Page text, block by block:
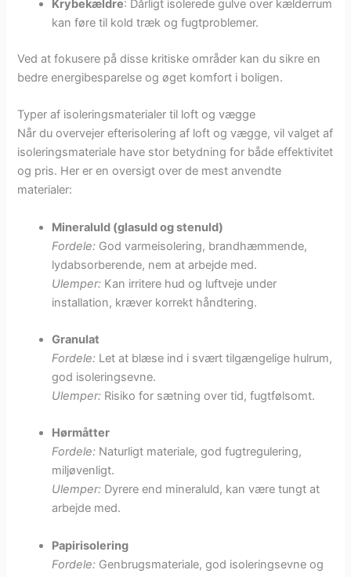
Krybekældre: Dårligt isolerede gulve over kælderrum
kan føre til kold træk og fugtproblemer.
Ved at fokusere på disse kritiske områder kan du sikre en
bedre energibesparelse og øget komfort i boligen.
Typer af isoleringsmaterialer til loft og vægge
Når du overvejer efterisolering af loft og vægge, vil valget af
isoleringsmateriale have stor betydning for både effektivitet
og pris. Her er en oversigt over de mest anvendte
materialer:
Mineraluld (glasuld og stenuld)
Fordele: God varmeisolering, brandhæmmende,
lydabsorberende, nem at arbejde med.
Ulemper: Kan irritere hud og luftveje under
installation, kræver korrekt håndtering.
Granulat
Fordele: Let at blæse ind i svært tilgængelige hulrum,
god isoleringsevne.
Ulemper: Risiko for sætning over tid, fugtfølsomt.
Hørmåtter
Fordele: Naturligt materiale, god fugtregulering,
miljøvenligt.
Ulemper: Dyrere end mineraluld, kan være tungt at
arbejde med.
Papirisolering
Fordele: Genbrugsmateriale, god isoleringsevne og